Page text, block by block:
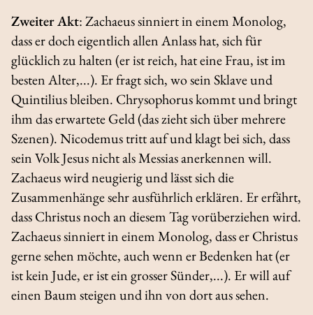
Zweiter Akt: Zachaeus sinniert in einem Monolog,
dass er doch eigentlich allen Anlass hat, sich für
glücklich zu halten (er ist reich, hat eine Frau, ist im
besten Alter,...). Er fragt sich, wo sein Sklave und
Quintilius bleiben. Chrysophorus kommt und bringt
ihm das erwartete Geld (das zieht sich über mehrere
Szenen). Nicodemus tritt auf und klagt bei sich, dass
sein Volk Jesus nicht als Messias anerkennen will.
Zachaeus wird neugierig und lässt sich die
Zusammenhänge sehr ausführlich erklären. Er erfährt,
dass Christus noch an diesem Tag vorüberziehen wird.
Zachaeus sinniert in einem Monolog, dass er Christus
gerne sehen möchte, auch wenn er Bedenken hat (er
ist kein Jude, er ist ein grosser Sünder,...). Er will auf
einen Baum steigen und ihn von dort aus sehen.